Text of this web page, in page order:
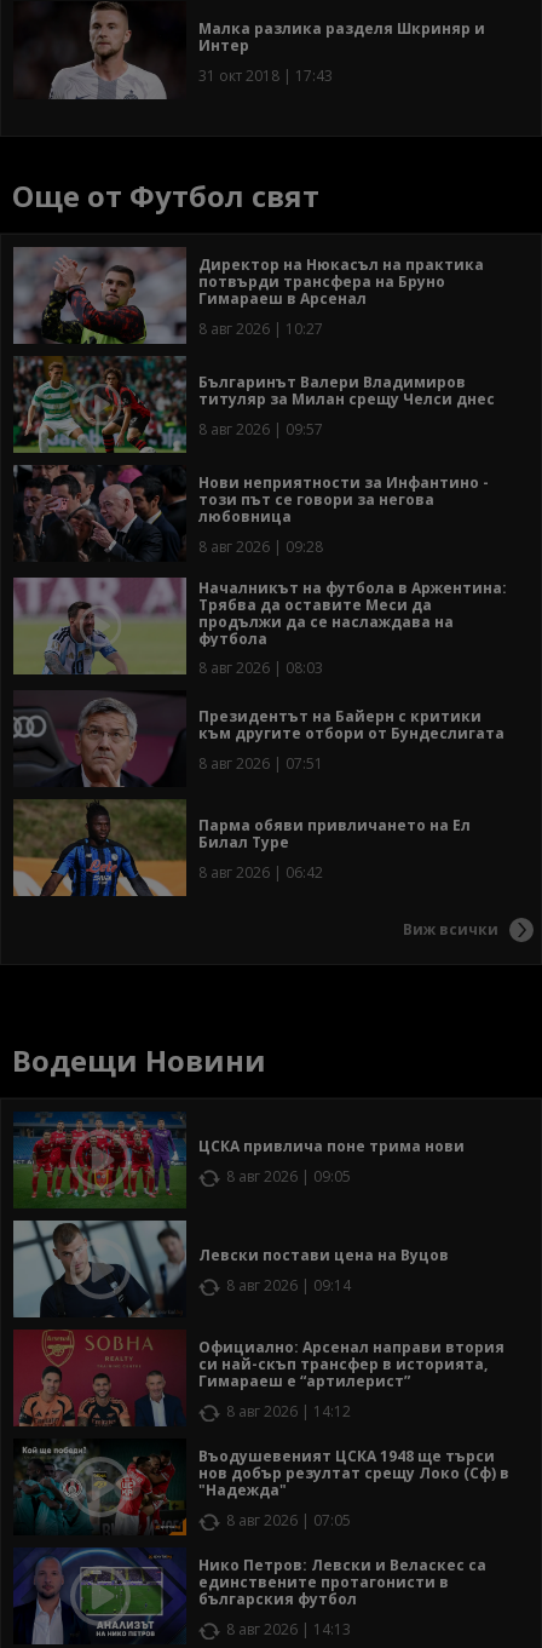
Малка разлика разделя Шкриняр и
Интер
31 окт 2018 | 17:43
Още от Футбол свят
Директор на Нюкасъл на практика
потвърди трансфера на Бруно
Гимараеш в Арсенал
8 авг 2026 | 10:27
Българинът Валери Владимиров
титуляр за Милан срещу Челси днес
8 авг 2026 | 09:57
Нови неприятности за Инфантино -
този път се говори за негова
любовница
8 авг 2026 | 09:28
Началникът на футбола в Аржентина:
Трябва да оставите Меси да
продължи да се наслаждава на
футбола
8 авг 2026 | 08:03
Президентът на Байерн с критики
към другите отбори от Бундеслигата
8 авг 2026 | 07:51
Парма обяви привличането на Ел
Билал Туре
8 авг 2026 | 06:42
Виж всички
Водещи Новини
ЦСКА привлича поне трима нови
8 авг 2026 | 09:05
Левски постави цена на Вуцов
8 авг 2026 | 09:14
Официално: Арсенал направи втория
си най-скъп трансфер в историята,
Гимараеш е “артилерист”
8 авг 2026 | 14:12
Въодушевеният ЦСКА 1948 ще търси
нов добър резултат срещу Локо (Сф) в
"Надежда"
8 авг 2026 | 07:05
Нико Петров: Левски и Веласкес са
единствените протагонисти в
българския футбол
8 авг 2026 | 14:13